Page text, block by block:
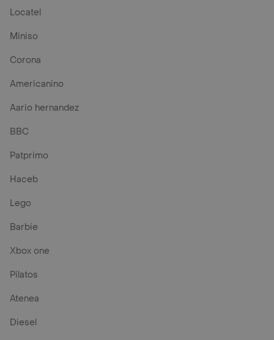
Locatel
Miniso
Corona
Americanino
Aario hernandez
BBC
Patprimo
Haceb
Lego
Barbie
Xbox one
Pilatos
Atenea
Diesel